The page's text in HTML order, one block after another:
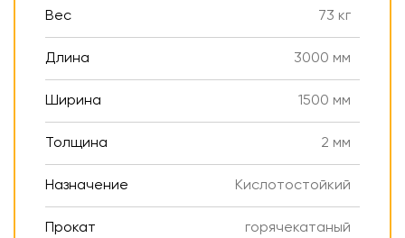
Вес 73 кг
Длина 3000 мм
Ширина 1500 мм
Толщина 2 мм
Назначение Кислотостойкий
Прокат горячекатаный